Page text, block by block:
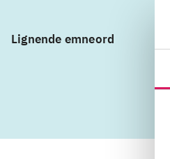
Lignende emneord